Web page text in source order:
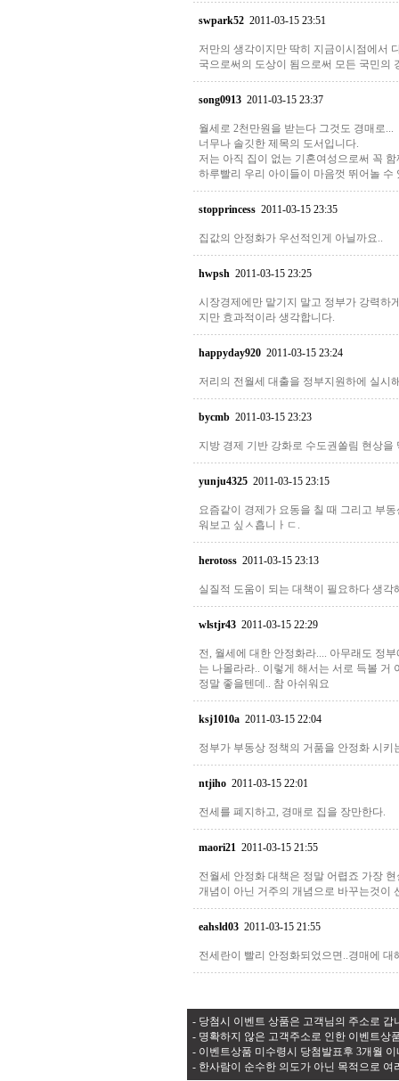
swpark52 2011-03-15 23:51
저만의 생각이지만 딱히 지금이시점에서
국으로써의 도상이 됨으로써 모든 국민의
song0913 2011-03-15 23:37
월세로 2천만원을 받는다 그것도 경매로...
너무나 솔깃한 제목의 도서입니다.
저는 아직 집이 없는 기혼여성으로써 꼭
하루빨리 우리 아이들이 마음껏 뛰어놀 수
stopprincess 2011-03-15 23:35
집값의 안정화가 우선적인게 아닐까요..
hwpsh 2011-03-15 23:25
시장경제에만 맡기지 말고 정부가 강력하
지만 효과적이라 생각합니다.
happyday920 2011-03-15 23:24
저리의 전월세 대출을 정부지원하에 실시
bycmb 2011-03-15 23:23
지방 경제 기반 강화로 수도권쏠림 현상
yunju4325 2011-03-15 23:15
요즘같이 경제가 요동을 칠 때 그리고 부
워보고 싶ㅅ흡니ㅏㄷ.
herotoss 2011-03-15 23:13
실질적 도움이 되는 대책이 필요하다 생각
wlstjr43 2011-03-15 22:29
전, 월세에 대한 안정화라.... 아무래도 정
는 나몰라라.. 이렇게 해서는 서로 득볼 거
정말 좋을텐데.. 참 아쉬워요
ksj1010a 2011-03-15 22:04
정부가 부동상 정책의 거품을 안정화 시
ntjiho 2011-03-15 22:01
전세를 폐지하고, 경매로 집을 장만한다.
maori21 2011-03-15 21:55
전월세 안정화 대책은 정말 어렵죠 가장
개념이 아닌 거주의 개념으로 바꾸는것이
eahsld03 2011-03-15 21:55
전세란이 빨리 안정화되었으면..경매에 대
- 당첨시 이벤트 상품은 고객님의 주소로
- 명확하지 않은 고객주소로 인한 이벤트상
- 이벤트상품 미수령시 당첨발표후 3개월
- 한사람이 순수한 의도가 아닌 목적으로